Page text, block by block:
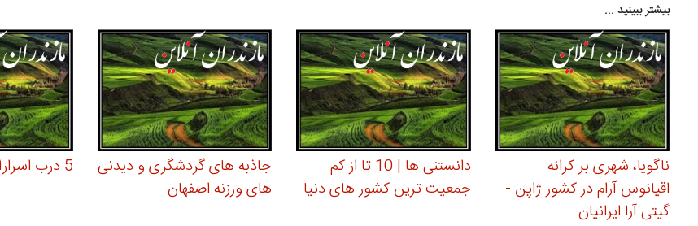
بیشتر ببینید ...
ناگویا، شهری بر کرانه
اقیانوس آرام در کشور ژاپن -
گیتی آرا ایرانیان
دانستنی ها | 10 تا از کم
جمعیت ترین کشور های دنیا
جاذبه های گردشگری و دیدنی
های ورزنه اصفهان
5 درب اسرارآمیز